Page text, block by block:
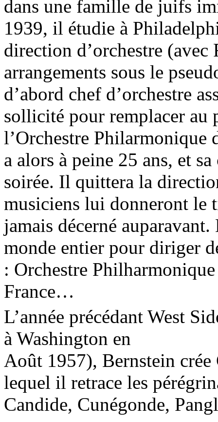
dans une famille de juifs
1939, il étudie à
direction d’orchestre
arrangements sous le
d’abord chef d’orchestre
sollicité pour remplacer au
l’Orchestre Philarmonique
a alors à peine 25 ans, et
soirée. Il quittera la
musiciens lui donneront
jamais décerné
monde entier pour diriger
: Orchestre
France…
L’année précédant West
à Washington en
Août 1957), Bernstein crée
lequel il retrace les
Candide, Cunégonde,